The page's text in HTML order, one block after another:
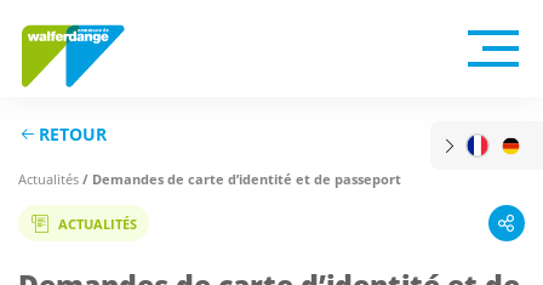
RETOUR
Actualités / Demandes de carte d’identité et de passeport
ACTUALITÉS